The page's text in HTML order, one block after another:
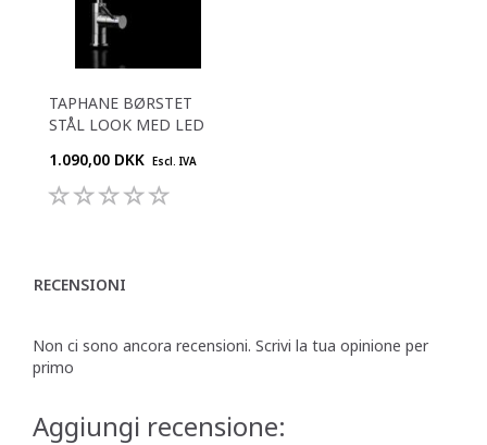
TAPHANE BØRSTET
STÅL LOOK MED LED
1.090,00 DKK Escl. IVA
RECENSIONI
Non ci sono ancora recensioni. Scrivi la tua opinione per
primo
Aggiungi recensione: